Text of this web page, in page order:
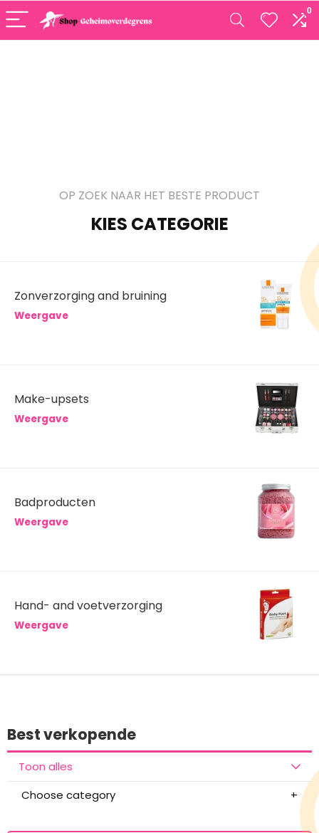
0
OP ZOEK NAAR HET BESTE PRODUCT
KIES CATEGORIE
Zonverzorging and bruining
Weergave
Make-upsets
Weergave
Badproducten
Weergave
Hand- and voetverzorging
Weergave
Best verkopende
Toon alles
Choose category